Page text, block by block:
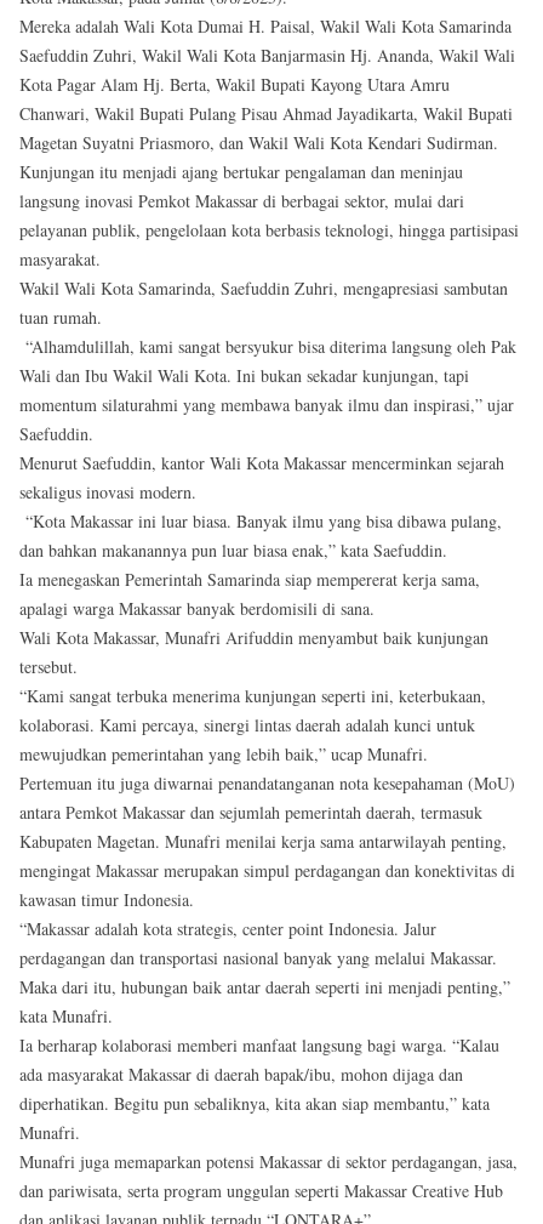
Mereka adalah Wali Kota Dumai H. Paisal, Wakil Wali Kota Samarinda
Saefuddin Zuhri, Wakil Wali Kota Banjarmasin Hj. Ananda, Wakil Wali
Kota Pagar Alam Hj. Berta, Wakil Bupati Kayong Utara Amru
Chanwari, Wakil Bupati Pulang Pisau Ahmad Jayadikarta, Wakil Bupati
Magetan Suyatni Priasmoro, dan Wakil Wali Kota Kendari Sudirman.
Kunjungan itu menjadi ajang bertukar pengalaman dan meninjau
langsung inovasi Pemkot Makassar di berbagai sektor, mulai dari
pelayanan publik, pengelolaan kota berbasis teknologi, hingga partisipasi
masyarakat.
Wakil Wali Kota Samarinda, Saefuddin Zuhri, mengapresiasi sambutan
tuan rumah.
“Alhamdulillah, kami sangat bersyukur bisa diterima langsung oleh Pak
Wali dan Ibu Wakil Wali Kota. Ini bukan sekadar kunjungan, tapi
momentum silaturahmi yang membawa banyak ilmu dan inspirasi,” ujar
Saefuddin.
Menurut Saefuddin, kantor Wali Kota Makassar mencerminkan sejarah
sekaligus inovasi modern.
“Kota Makassar ini luar biasa. Banyak ilmu yang bisa dibawa pulang,
dan bahkan makanannya pun luar biasa enak,” kata Saefuddin.
Ia menegaskan Pemerintah Samarinda siap mempererat kerja sama,
apalagi warga Makassar banyak berdomisili di sana.
Wali Kota Makassar, Munafri Arifuddin menyambut baik kunjungan
tersebut.
“Kami sangat terbuka menerima kunjungan seperti ini, keterbukaan,
kolaborasi. Kami percaya, sinergi lintas daerah adalah kunci untuk
mewujudkan pemerintahan yang lebih baik,” ucap Munafri.
Pertemuan itu juga diwarnai penandatanganan nota kesepahaman (MoU)
antara Pemkot Makassar dan sejumlah pemerintah daerah, termasuk
Kabupaten Magetan. Munafri menilai kerja sama antarwilayah penting,
mengingat Makassar merupakan simpul perdagangan dan konektivitas di
kawasan timur Indonesia.
“Makassar adalah kota strategis, center point Indonesia. Jalur
perdagangan dan transportasi nasional banyak yang melalui Makassar.
Maka dari itu, hubungan baik antar daerah seperti ini menjadi penting,”
kata Munafri.
Ia berharap kolaborasi memberi manfaat langsung bagi warga. “Kalau
ada masyarakat Makassar di daerah bapak/ibu, mohon dijaga dan
diperhatikan. Begitu pun sebaliknya, kita akan siap membantu,” kata
Munafri.
Munafri juga memaparkan potensi Makassar di sektor perdagangan, jasa,
dan pariwisata, serta program unggulan seperti Makassar Creative Hub